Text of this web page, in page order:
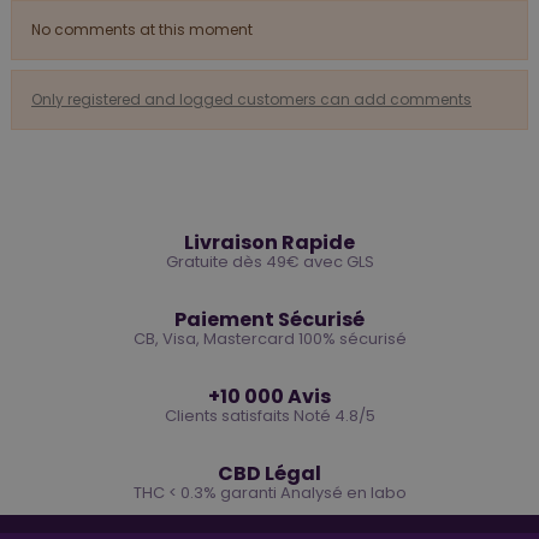
No comments at this moment
Only registered and logged customers can add comments
Livraison Rapide
Gratuite dès 49€ avec GLS
Paiement Sécurisé
CB, Visa, Mastercard 100% sécurisé
+10 000 Avis
Clients satisfaits Noté 4.8/5
CBD Légal
THC < 0.3% garanti Analysé en labo